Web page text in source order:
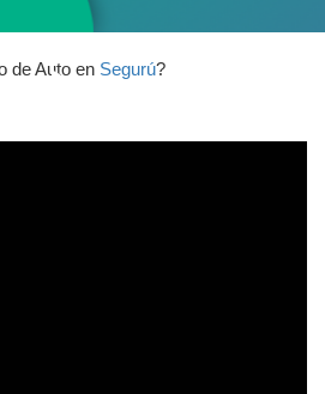
de Auto en Segurú?